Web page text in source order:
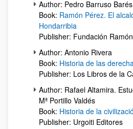
Author: Pedro Barruso Barés
Book: Ramón Pérez. El
Hondarribia
Publisher: Fundación
Author: Antonio Rivera
Book: Historia de las
Publisher: Los Libros de la
Author: Rafael Altamira.
Mª Portillo Valdés
Book: Historia de la
Publisher: Urgoiti Editores